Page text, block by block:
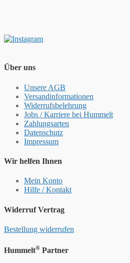
Über uns
Unsere AGB
Versandinformationen
Widerrufsbelehrung
Jobs / Karriere bei Hummelt
Zahlungsarten
Datenschutz
Impressum
Wir helfen Ihnen
Mein Konto
Hilfe / Kontakt
Widerruf Vertrag
Bestellung widerrufen
Hummelt® Partner